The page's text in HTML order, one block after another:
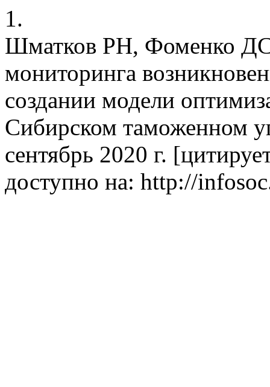
1.
Шматков РН, Фоменко
мониторинга
создании модели
Сибирском таможенном
сентябрь 2020 г.
доступно на: http://